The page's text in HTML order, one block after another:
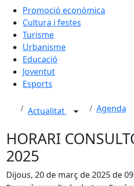
Promoció econòmica
Cultura i festes
Turisme
Urbanisme
Educació
Joventut
Esports
Actualitat Agenda
HORARI
2025
Dijous, 20 de març de 2025 de